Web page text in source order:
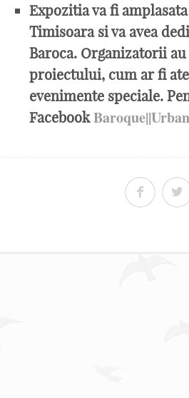
Expozitia va fi
Timisoara si va avea
Baroca. Organizatorii
proiectului, cum ar fi
evenimente speciale.
FacebookBaroque||Urban